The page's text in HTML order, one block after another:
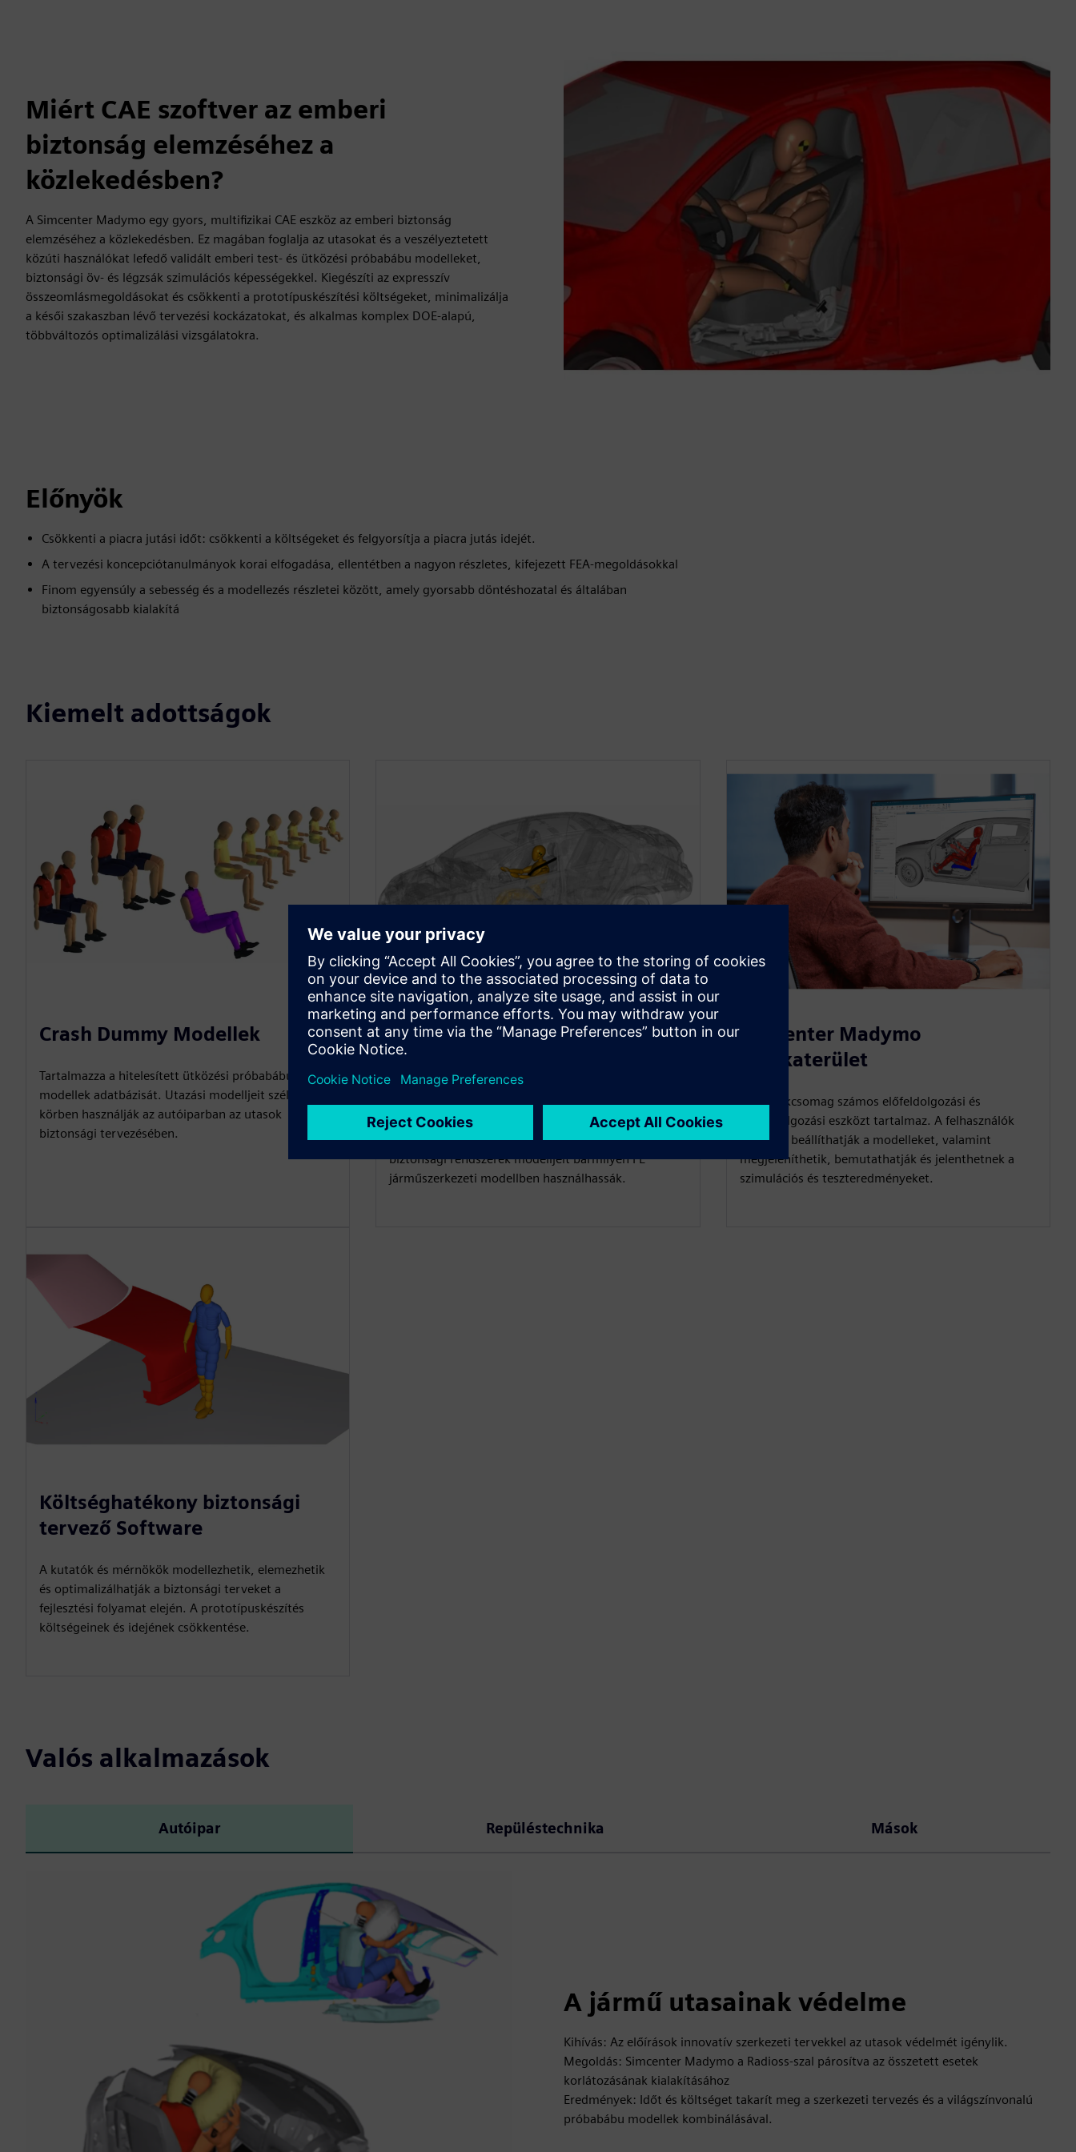
Miért CAE szoftver az emberi
biztonság elemzéséhez a
közlekedésben?
A Simcenter Madymo egy gyors, multifizikai CAE eszköz az emberi biztonság
elemzéséhez a közlekedésben. Ez magában foglalja az utasokat és a veszélyeztetett
közúti használókat lefedő validált emberi test- és ütközési próbabábu modelleket,
biztonsági öv- és légzsák szimulációs képességekkel. Kiegészíti az expresszív
összeomlásmegoldásokat és csökkenti a prototípuskészítési költségeket, minimalizálja
a késői szakaszban lévő tervezési kockázatokat, és alkalmas komplex DOE-alapú,
többváltozós optimalizálási vizsgálatokra.
Előnyök
Csökkenti a piacra jutási időt: csökkenti a költségeket és felgyorsítja a piacra jutás idejét.
A tervezési koncepciótanulmányok korai elfogadása, ellentétben a nagyon részletes, kifejezett FEA-megoldásokkal
Finom egyensúly a sebesség és a modellezés részletei között, amely gyorsabb döntéshozatal és általában
biztonságosabb kialakítá
Kiemelt adottságok
Crash Dummy Modellek
Tartalmazza a hitelesített ütközési próbabábu
modellek adatbázisát. Utazási modelljeit széles
körben használják az autóiparban az utasok
biztonsági tervezésében.
Rugalmasság az interfészen
keresztül
Fuss együttes szimulációban az LS-Dyna és a Radioss
és a Simcenter Madymo társasággal. Ez lehetővé
teszi a mérnökök számára, hogy az utasok és a
biztonsági rendszerek modelljeit bármilyen FE
járműszerkezeti modellben használhassák.
Simcenter Madymo
munkaterület
A termékcsomag számos előfeldolgozási és
utófeldolgozási eszközt tartalmaz. A felhasználók
könnyen beállíthatják a modelleket, valamint
megjeleníthetik, bemutathatják és jelenthetnek a
szimulációs és teszteredményeket.
Költséghatékony biztonsági
tervező Software
A kutatók és mérnökök modellezhetik, elemezhetik
és optimalizálhatják a biztonsági terveket a
fejlesztési folyamat elején. A prototípuskészítés
költségeinek és idejének csökkentése.
Valós alkalmazások
Autóipar Repüléstechnika Mások
A jármű utasainak védelme
Kihívás: Az előírások innovatív szerkezeti tervekkel az utasok védelmét igénylik.
Megoldás: Simcenter Madymo a Radioss-szal párosítva az összetett esetek
korlátozásának kialakításához
Eredmények: Időt és költséget takarít meg a szerkezeti tervezés és a világszínvonalú
próbabábu modellek kombinálásával.